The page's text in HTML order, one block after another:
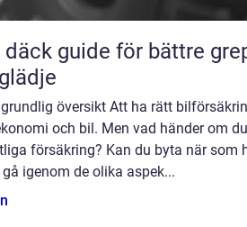
grepp, säkerhet och
översikt Att ha rätt
och bil. Men vad händer om
försäkring? Kan du byta när som
igenom de olika aspek...